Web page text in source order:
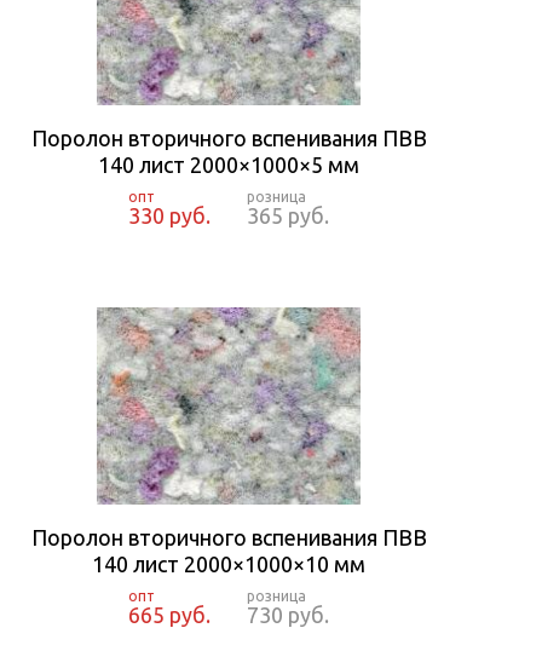
Поролон вторичного вспенивания ПВВ
140 лист 2000×1000×5 мм
330 руб. 365 руб.
Поролон вторичного вспенивания ПВВ
140 лист 2000×1000×10 мм
665 руб. 730 руб.